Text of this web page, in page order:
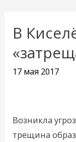
В
17 мая 2017
Возникла
трещина
В
школа
«затрещала